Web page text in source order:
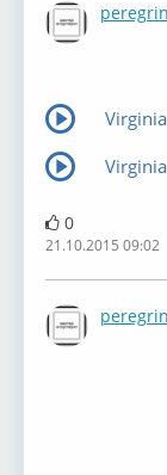
peregrin
0
21.10.2015 09:02
peregrin